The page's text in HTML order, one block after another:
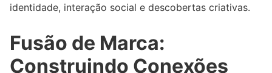
identidade, interação social e descobertas criativas.
Fusão de Marca:
Construindo Conexões